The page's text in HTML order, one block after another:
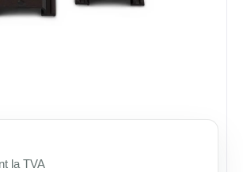
la TVA